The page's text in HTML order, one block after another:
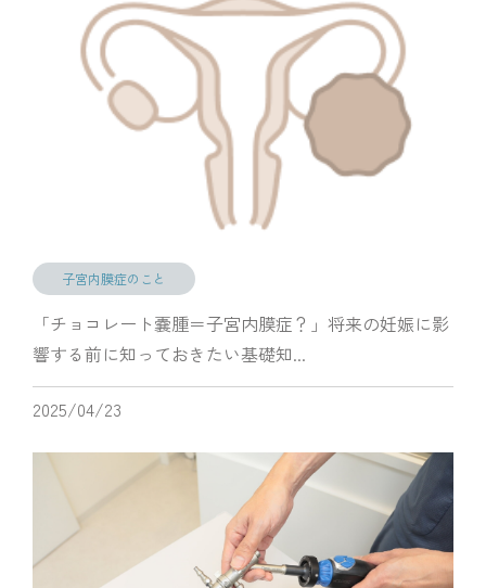
子宮内膜症のこと
「チョコレート嚢腫＝子宮内膜症？」将来の妊娠に影
響する前に知っておきたい基礎知...
2025/04/23